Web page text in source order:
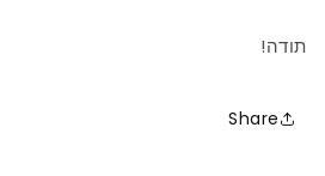
תודה!
Share